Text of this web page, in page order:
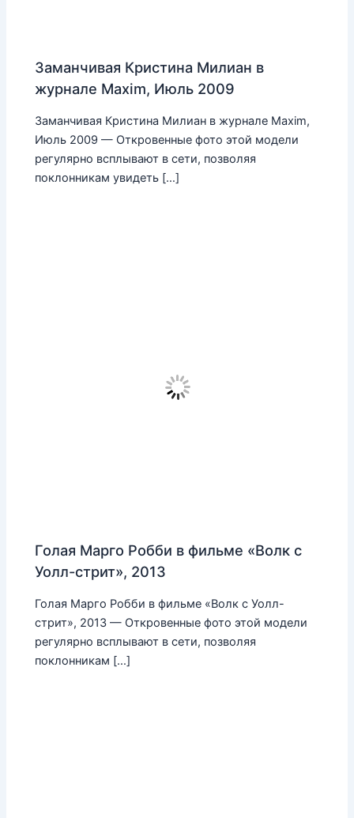
Заманчивая Кристина Милиан в
журнале Maxim, Июль 2009
Заманчивая Кристина Милиан в журнале Maxim,
Июль 2009 — Откровенные фото этой модели
регулярно всплывают в сети, позволяя
поклонникам увидеть […]
Голая Марго Робби в фильме «Волк с
Уолл-стрит», 2013
Голая Марго Робби в фильме «Волк с Уолл-
стрит», 2013 — Откровенные фото этой модели
регулярно всплывают в сети, позволяя
поклонникам […]